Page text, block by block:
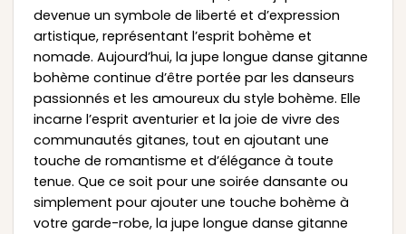
devenue un symbole de liberté et d’expression
artistique, représentant l’esprit bohème et
nomade. Aujourd’hui, la jupe longue danse gitanne
bohème continue d’être portée par les danseurs
passionnés et les amoureux du style bohème. Elle
incarne l’esprit aventurier et la joie de vivre des
communautés gitanes, tout en ajoutant une
touche de romantisme et d’élégance à toute
tenue. Que ce soit pour une soirée dansante ou
simplement pour ajouter une touche bohème à
votre garde-robe, la jupe longue danse gitanne